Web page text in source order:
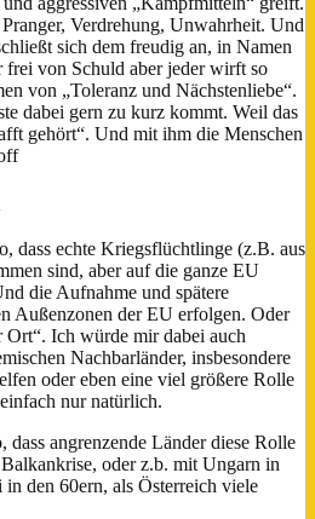
Verdrehung, Unwahrheit. Und
sich dem freudig an, in Namen
von Schuld aber jeder wirft so
von „Toleranz und Nächstenliebe“.
dabei gern zu kurz kommt. Weil das
gehört“. Und mit ihm die Menschen
dass echte Kriegsflüchtlinge (z.B. aus
sind, aber auf die ganze EU
die Aufnahme und spätere
Außenzonen der EU erfolgen. Oder
Ich würde mir dabei auch
Nachbarländer, insbesondere
oder eben eine viel größere Rolle
nur natürlich.
dass angrenzende Länder diese Rolle
oder z.b. mit Ungarn in
in den 60ern, als Österreich viele